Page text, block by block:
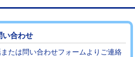
） 66,000円
㎝まで）
㎝超え） 38,500円
い合わせ
たは問い合わせフォームよりご連絡